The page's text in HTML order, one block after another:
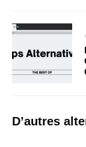
D’autres